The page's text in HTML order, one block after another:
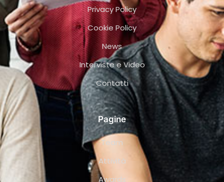
Privacy Policy
Cookie Policy
News
Interviste e Video
Contatti
Pagine
Team
Attività
Awards